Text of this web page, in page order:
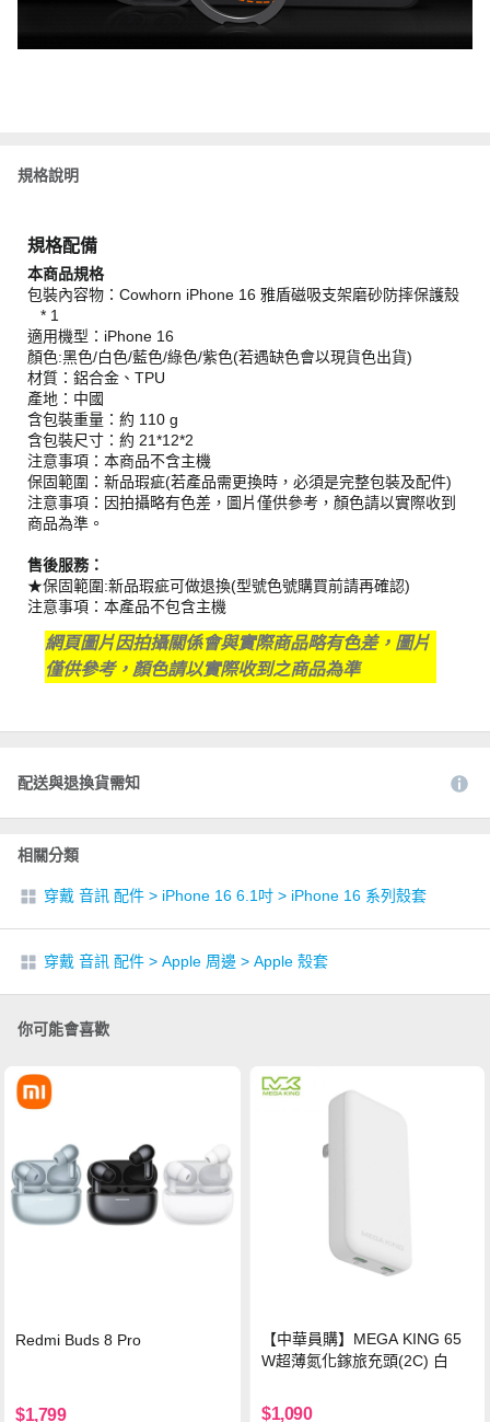
規格說明
規格配備
本商品規格
包裝內容物：Cowhorn iPhone 16 雅盾磁吸支架磨砂防摔保護殼
* 1
適用機型：iPhone 16
顏色:黑色/白色/藍色/綠色/紫色(若遇缺色會以現貨色出貨)
材質：鋁合金、TPU
產地：中國
含包裝重量：約 110 g
含包裝尺寸：約 21*12*2
注意事項：本商品不含主機
保固範圍：新品瑕疵(若產品需更換時，必須是完整包裝及配件)
注意事項：因拍攝略有色差，圖片僅供參考，顏色請以實際收到
商品為準。
售後服務：
★保固範圍:新品瑕疵可做退換(型號色號購買前請再確認)
注意事項：本產品不包含主機
網頁圖片因拍攝關係會與實際商品略有色差，圖片
僅供參考，顏色請以實際收到之商品為準
配送與退換貨需知
相關分類
穿戴 音訊 配件 > iPhone 16 6.1吋 > iPhone 16 系列殼套
穿戴 音訊 配件 > Apple 周邊 > Apple 殼套
你可能會喜歡
Redmi Buds 8 Pro
$1,799
【中華員購】MEGA KING 65
W超薄氮化鎵旅充頭(2C) 白
$1,090